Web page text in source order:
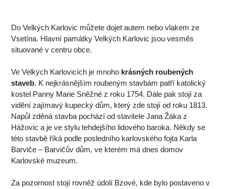
Do Velkých Karlovic můžete dojet autem nebo vlakem ze
Vsetína. Hlavní památky Velkých Karlovic jsou vesměs
situované v centru obce.
Ve Velkých Karlovicích je mnoho krásných roubených
staveb. K nejkrásnějším roubeným stavbám patří katolický
kostel Panny Marie Sněžné z roku 1754. Dále pak stojí za
vidění zajímavý kupecký dům, který zde stojí od roku 1813.
Napůl zděná stavba pochází od stavitele Jana Žáka z
Hážovic a je ve stylu tehdejšího lidového baroka. Někdy se
této stavbě říká podle posledního karlovského fojta Karla
Barviče – Barvičův dům, ve kterém má dnes domov
Karlovské muzeum.
Za pozornost stojí rovněž údolí Bzové, kde bylo postaveno v